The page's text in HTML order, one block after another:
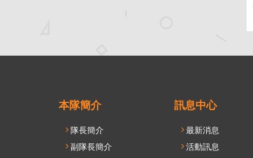
本隊簡介
隊長簡介
副隊長簡介
訊息中心
最新消息
活動訊息